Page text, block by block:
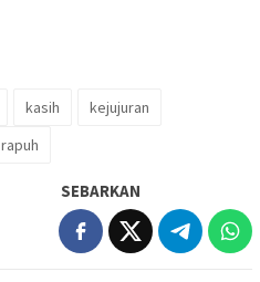
kasih
kejujuran
rapuh
SEBARKAN